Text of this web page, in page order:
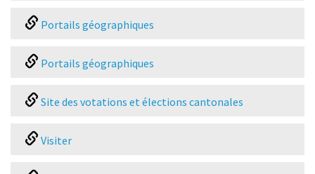
Portails géographiques
Portails géographiques
Site des votations et élections cantonales
Visiter